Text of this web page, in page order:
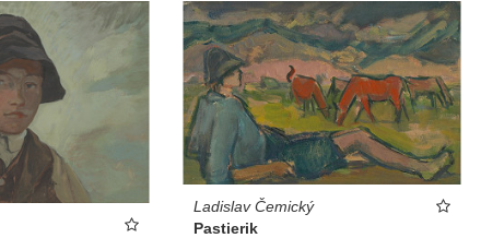
Ladislav Čemický
Pastierik